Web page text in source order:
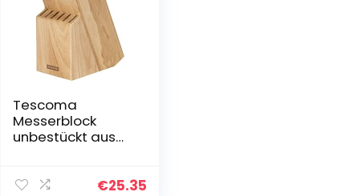
Tescoma
Messerblock
unbestückt aus
Geflügelschere/
€25.35